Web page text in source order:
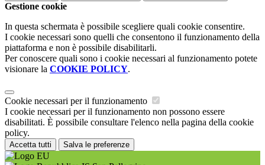
Gestione cookie
In questa schermata è possibile scegliere quali cookie consentire.
I cookie necessari sono quelli che consentono il funzionamento della
piattaforma e non è possibile disabilitarli.
Per conoscere quali sono i cookie necessari al funzionamento potete
visionare la COOKIE POLICY.
Cookie necessari per il funzionamento
I cookie necessari per il funzionamento non possono essere
disabilitati. È possibile consultare l'elenco nella pagina della cookie
policy.
Accetta tutti Salva le preferenze